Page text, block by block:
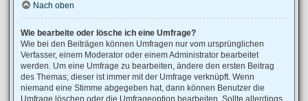
Nach oben
Wie bearbeite oder lösche ich eine Umfrage?
Wie bei den Beiträgen können Umfragen nur vom ursprünglichen
Verfasser, einem Moderator oder einem Administrator bearbeitet
werden. Um eine Umfrage zu bearbeiten, ändere den ersten Beitrag
des Themas; dieser ist immer mit der Umfrage verknüpft. Wenn
niemand eine Stimme abgegeben hat, dann können Benutzer die
Umfrage löschen oder die Umfrageoption bearbeiten. Sollte allerdings